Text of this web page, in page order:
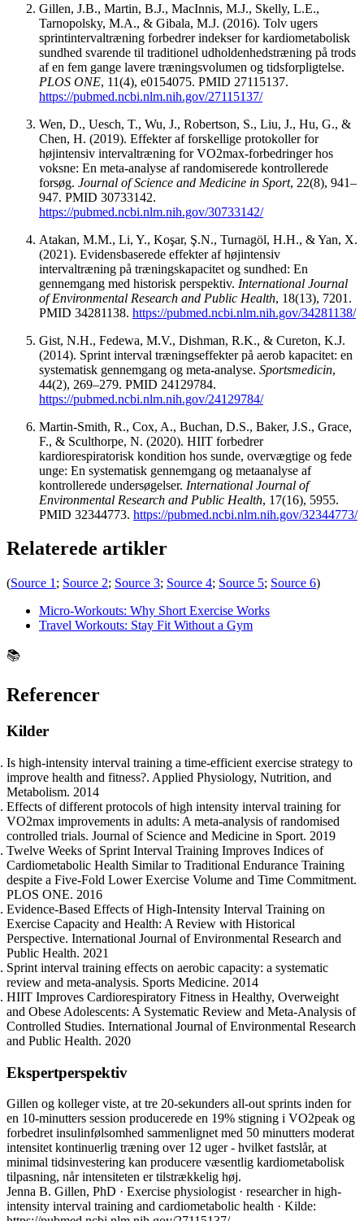
Gillen, J.B., Martin, B.J., MacInnis, M.J., Skelly, L.E.,
Tarnopolsky, M.A., & Gibala, M.J. (2016). Tolv ugers
sprintintervaltræning forbedrer indekser for kardiometabolisk
sundhed svarende til traditionel udholdenhedstræning på trods
af en fem gange lavere træningsvolumen og tidsforpligtelse.
PLOS ONE, 11(4), e0154075. PMID 27115137.
https://pubmed.ncbi.nlm.nih.gov/27115137/
Wen, D., Uesch, T., Wu, J., Robertson, S., Liu, J., Hu, G., &
Chen, H. (2019). Effekter af forskellige protokoller for
højintensiv intervaltræning for VO2max-forbedringer hos
voksne: En meta-analyse af randomiserede kontrollerede
forsøg. Journal of Science and Medicine in Sport, 22(8), 941–
947. PMID 30733142.
https://pubmed.ncbi.nlm.nih.gov/30733142/
Atakan, M.M., Li, Y., Koşar, Ş.N., Turnagöl, H.H., & Yan, X.
(2021). Evidensbaserede effekter af højintensiv
intervaltræning på træningskapacitet og sundhed: En
gennemgang med historisk perspektiv. International Journal
of Environmental Research and Public Health, 18(13), 7201.
PMID 34281138. https://pubmed.ncbi.nlm.nih.gov/34281138/
Gist, N.H., Fedewa, M.V., Dishman, R.K., & Cureton, K.J.
(2014). Sprint interval træningseffekter på aerob kapacitet: en
systematisk gennemgang og meta-analyse. Sportsmedicin,
44(2), 269–279. PMID 24129784.
https://pubmed.ncbi.nlm.nih.gov/24129784/
Martin-Smith, R., Cox, A., Buchan, D.S., Baker, J.S., Grace,
F., & Sculthorpe, N. (2020). HIIT forbedrer
kardiorespiratorisk kondition hos sunde, overvægtige og fede
unge: En systematisk gennemgang og metaanalyse af
kontrollerede undersøgelser. International Journal of
Environmental Research and Public Health, 17(16), 5955.
PMID 32344773. https://pubmed.ncbi.nlm.nih.gov/32344773/
Relaterede artikler
(Source 1 ; Source 2; Source 3; Source 4; Source 5; Source 6)
Micro-Workouts: Why Short Exercise Works
Travel Workouts: Stay Fit Without a Gym
📚
Referencer
Kilder
Is high-intensity interval training a time-efficient exercise strategy to
improve health and fitness?. Applied Physiology, Nutrition, and
Metabolism. 2014
Effects of different protocols of high intensity interval training for
VO2max improvements in adults: A meta-analysis of randomised
controlled trials. Journal of Science and Medicine in Sport. 2019
Twelve Weeks of Sprint Interval Training Improves Indices of
Cardiometabolic Health Similar to Traditional Endurance Training
despite a Five-Fold Lower Exercise Volume and Time Commitment.
PLOS ONE. 2016
Evidence-Based Effects of High-Intensity Interval Training on
Exercise Capacity and Health: A Review with Historical
Perspective. International Journal of Environmental Research and
Public Health. 2021
Sprint interval training effects on aerobic capacity: a systematic
review and meta-analysis. Sports Medicine. 2014
HIIT Improves Cardiorespiratory Fitness in Healthy, Overweight
and Obese Adolescents: A Systematic Review and Meta-Analysis of
Controlled Studies. International Journal of Environmental Research
and Public Health. 2020
Ekspertperspektiv
Gillen og kolleger viste, at tre 20-sekunders all-out sprints inden for
en 10-minutters session producerede en 19% stigning i VO2peak og
forbedret insulinfølsomhed sammenlignet med 50 minutters moderat
intensitet kontinuerlig træning over 12 uger - hvilket fastslår, at
minimal tidsinvestering kan producere væsentlig kardiometabolisk
tilpasning, når intensiteten er tilstrækkelig høj.
Jenna B. Gillen, PhD · Exercise physiologist · researcher in high-
intensity interval training and cardiometabolic health · Kilde: